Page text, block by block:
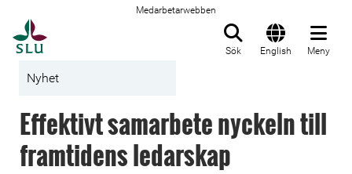
Medarbetarwebben
Sök English Meny
Nyhet
Effektivt samarbete nyckeln till
framtidens ledarskap